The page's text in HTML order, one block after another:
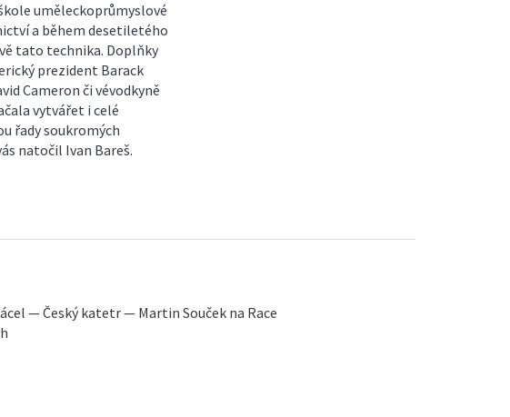
uměleckoprůmyslové
a během desetiletého
tato technika. Doplňky
prezident Barack
Cameron či vévodkyně
vytvářet i celé
řady soukromých
natočil Ivan Bareš.
— Český katetr — Martin Souček na Race